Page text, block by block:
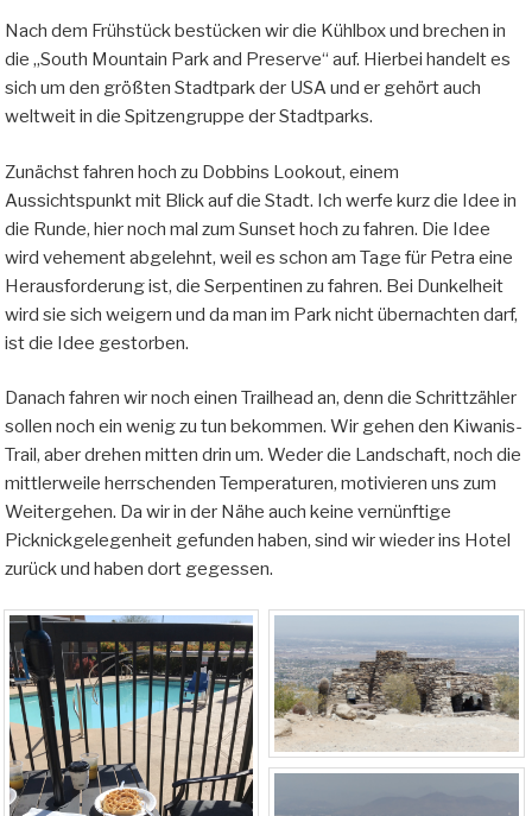
Nach dem Frühstück bestücken wir die Kühlbox und brechen in
die „South Mountain Park and Preserve“ auf. Hierbei handelt es
sich um den größten Stadtpark der USA und er gehört auch
weltweit in die Spitzengruppe der Stadtparks.
Zunächst fahren hoch zu Dobbins Lookout, einem
Aussichtspunkt mit Blick auf die Stadt. Ich werfe kurz die Idee in
die Runde, hier noch mal zum Sunset hoch zu fahren. Die Idee
wird vehement abgelehnt, weil es schon am Tage für Petra eine
Herausforderung ist, die Serpentinen zu fahren. Bei Dunkelheit
wird sie sich weigern und da man im Park nicht übernachten darf,
ist die Idee gestorben.
Danach fahren wir noch einen Trailhead an, denn die Schrittzähler
sollen noch ein wenig zu tun bekommen. Wir gehen den Kiwanis-
Trail, aber drehen mitten drin um. Weder die Landschaft, noch die
mittlerweile herrschenden Temperaturen, motivieren uns zum
Weitergehen. Da wir in der Nähe auch keine vernünftige
Picknickgelegenheit gefunden haben, sind wir wieder ins Hotel
zurück und haben dort gegessen.